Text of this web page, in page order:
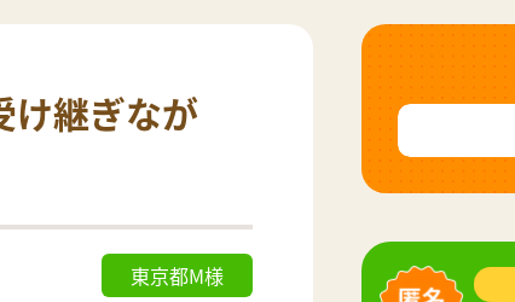
け継ぎなが
東京都M様